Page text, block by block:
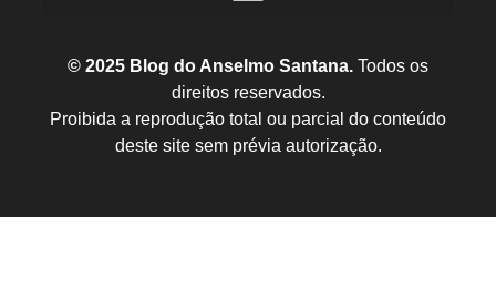
© 2025 Blog do Anselmo Santana. Todos os
direitos reservados.
Proibida a reprodução total ou parcial do conteúdo
deste site sem prévia autorização.